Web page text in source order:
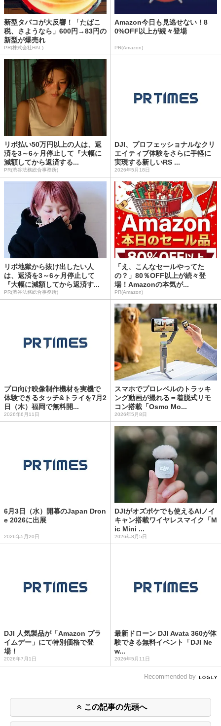
新型タバコが大反響！「たばこ
税、さようなら」600円→83円の
新型が爆売れ
PR(株式会社HAL)
Amazon今日も見逃せない！8
0%OFF以上が続々登場
PR(Amazon)
リボ払い50万円以上の人は、返
済を3～6ヶ月停止して『大幅に
減額してから返済する...
PR(渋谷法務総合事務所)
DJI、プロフェッショナルなクリ
エイティブ体験をさらに手軽に
実現する新しいRS ...
2026年5月18日
リボ地獄から抜け出したい人
は、返済を3～6ヶ月停止して
『大幅に減額してから返済す...
PR(渋谷法務総合事務所)
「え、こんなセールやってた
の？」80％OFF以上が続々登
場！Amazonの本気が...
PR(Amazon)
プロ向け映像制作機材を実機で
体験できるタッチ&トライを7月2
日（木）福岡で無料開...
2026年6月11日
スマホでプロレベルのトラッキ
ング動画が撮れる＝着脱式リモ
コン搭載「Osmo Mo...
2026年5月8日
6月3日（水）開幕のJapan Dron
e 2026に出展
2026年5月20日
DJIがオズポケでも使えるAIノイ
キャン搭載ワイヤレスマイク「M
ic Mini ...
2026年8月5日
DJI 人気製品が「Amazon プラ
イムデー」にて特別価格で登
場！
2026年7月1日
最新ドローン DJI Avata 360が体
験できる無料イベント「DJI Ne
w...
2026年5月11日
Recommended by
この記事の先頭へ